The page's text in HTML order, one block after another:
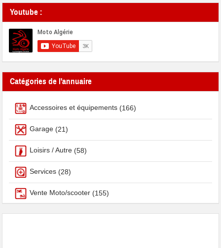
Youtube :
Catégories de l'annuaire
Accessoires et équipements (166)
Garage (21)
Loisirs / Autre (58)
Services (28)
Vente Moto/scooter (155)